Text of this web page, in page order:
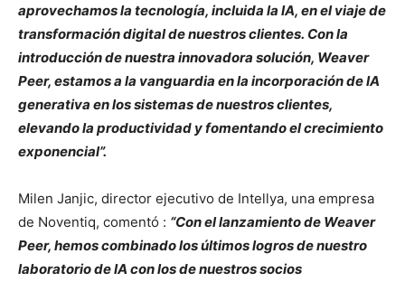
aprovechamos la tecnología, incluida la IA, en el viaje de
transformación digital de nuestros clientes. Con la
introducción de nuestra innovadora solución, Weaver
Peer, estamos a la vanguardia en la incorporación de IA
generativa en los sistemas de nuestros clientes,
elevando la productividad y fomentando el crecimiento
exponencial”.
Milen Janjic, director ejecutivo de Intellya, una empresa
de Noventiq, comentó : “Con el lanzamiento de Weaver
Peer, hemos combinado los últimos logros de nuestro
laboratorio de IA con los de nuestros socios